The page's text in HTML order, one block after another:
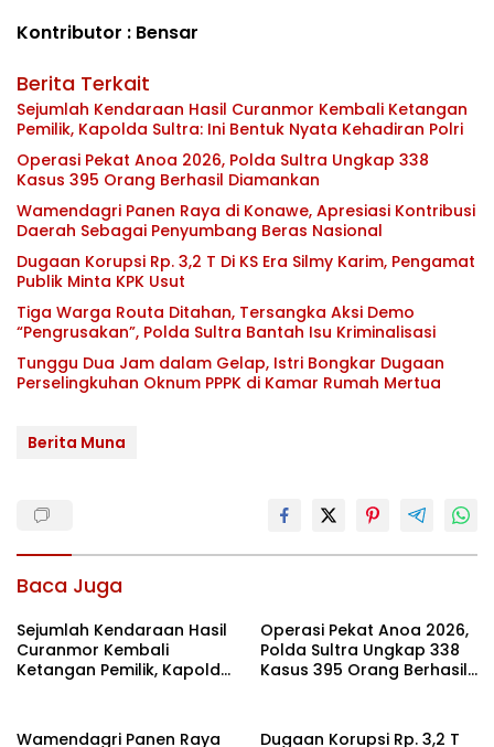
Kontributor : Bensar
Berita Terkait
Sejumlah Kendaraan Hasil Curanmor Kembali Ketangan
Pemilik, Kapolda Sultra: Ini Bentuk Nyata Kehadiran Polri
Operasi Pekat Anoa 2026, Polda Sultra Ungkap 338
Kasus 395 Orang Berhasil Diamankan
Wamendagri Panen Raya di Konawe, Apresiasi Kontribusi
Daerah Sebagai Penyumbang Beras Nasional
Dugaan Korupsi Rp. 3,2 T Di KS Era Silmy Karim, Pengamat
Publik Minta KPK Usut
Tiga Warga Routa Ditahan, Tersangka Aksi Demo
“Pengrusakan”, Polda Sultra Bantah Isu Kriminalisasi
Tunggu Dua Jam dalam Gelap, Istri Bongkar Dugaan
Perselingkuhan Oknum PPPK di Kamar Rumah Mertua
Berita Muna
Baca Juga
Sejumlah Kendaraan Hasil
Curanmor Kembali
Ketangan Pemilik, Kapolda
Operasi Pekat Anoa 2026,
Polda Sultra Ungkap 338
Kasus 395 Orang Berhasil
Wamendagri Panen Raya Dugaan Korupsi Rp. 3,2 T